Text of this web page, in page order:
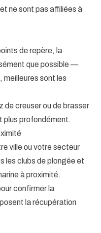
ne sont pas affiliées à
de repère, la
que possible —
sont les
de creuser ou de brasser
plus profondément.
ville ou votre secteur
les clubs de plongée et
à proximité.
confirmer la
la récupération